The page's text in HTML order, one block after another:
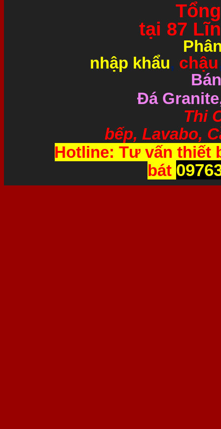
tại 87
nhập khẩu, chậu
Đá
Thi Công và
bếp, Lavabo,
Hotline: Tư vấn thiết
bát